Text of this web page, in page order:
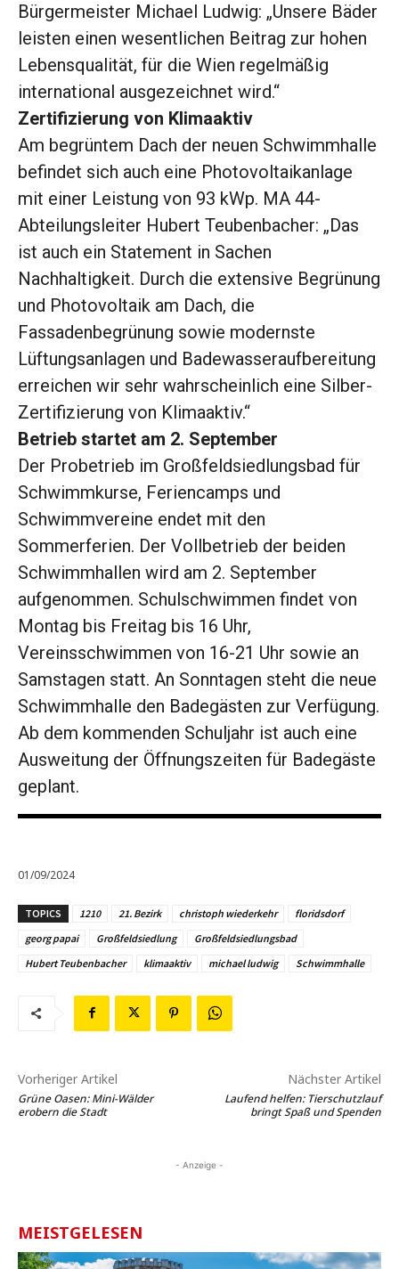
Bürgermeister Michael Ludwig: „Unsere Bäder
leisten einen wesentlichen Beitrag zur hohen
Lebensqualität, für die Wien regelmäßig
international ausgezeichnet wird.“
Zertifizierung von Klimaaktiv
Am begrüntem Dach der neuen Schwimmhalle
befindet sich auch eine Photovoltaikanlage
mit einer Leistung von 93 kWp. MA 44-
Abteilungsleiter Hubert Teubenbacher: „Das
ist auch ein Statement in Sachen
Nachhaltigkeit. Durch die extensive Begrünung
und Photovoltaik am Dach, die
Fassadenbegrünung sowie modernste
Lüftungsanlagen und Badewasseraufbereitung
erreichen wir sehr wahrscheinlich eine Silber-
Zertifizierung von Klimaaktiv.“
Betrieb startet am 2. September
Der Probetrieb im Großfeldsiedlungsbad für
Schwimmkurse, Feriencamps und
Schwimmvereine endet mit den
Sommerferien. Der Vollbetrieb der beiden
Schwimmhallen wird am 2. September
aufgenommen. Schulschwimmen findet von
Montag bis Freitag bis 16 Uhr,
Vereinsschwimmen von 16-21 Uhr sowie an
Samstagen statt. An Sonntagen steht die neue
Schwimmhalle den Badegästen zur Verfügung.
Ab dem kommenden Schuljahr ist auch eine
Ausweitung der Öffnungszeiten für Badegäste
geplant.
01/09/2024
TOPICS 1210 21. Bezirk christoph wiederkehr
floridsdorf
georg papai
Großfeldsiedlung
Großfeldsiedlungsbad
Hubert Teubenbacher
klimaaktiv michael ludwig Schwimmhalle
Vorheriger Artikel
Grüne Oasen: Mini-Wälder
erobern die Stadt
Nächster Artikel
Laufend helfen: Tierschutzlauf
bringt Spaß und Spenden
- Anzeige -
MEISTGELESEN